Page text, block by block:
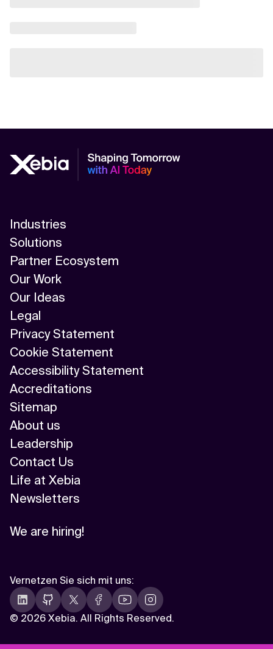
Industries
Solutions
Partner Ecosystem
Our Work
Our Ideas
Legal
Privacy Statement
Cookie Statement
Accessibility Statement
Accreditations
Sitemap
About us
Leadership
Contact Us
Life at Xebia
Newsletters
We are hiring!
© 2026 Xebia. All Rights Reserved.
Vernetzen Sie sich mit uns: